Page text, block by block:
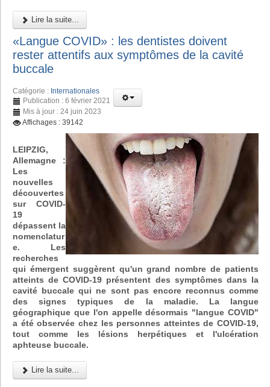
Lire la suite...
«Langue COVID» : les dentistes doivent
rester attentifs aux symptômes de la cavité
buccale
Catégorie : Internationales
Publication : 6 février 2021
Mis à jour : 24 juin 2023
Affichages : 39142
LEIPZIG,
Allemagne :
Les
nouvelles
découvertes
sur COVID-
19
dépassent la
nomenclatur
e. Les
recherches
qui émergent suggèrent qu'un grand nombre de patients
atteints de COVID-19 présentent des symptômes dans la
cavité buccale qui ne sont pas encore reconnus comme
des signes typiques de la maladie. La langue
géographique que l'on appelle désormais "langue COVID"
a été observée chez les personnes atteintes de COVID-19,
tout comme les lésions herpétiques et l'ulcération
aphteuse buccale.
Lire la suite...